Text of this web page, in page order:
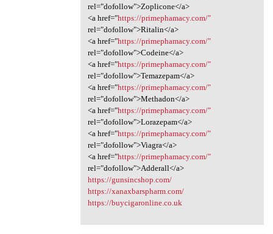
rel="dofollow">Zoplicone</a>
<a href="https://primephamacy.com/"
rel="dofollow">Ritalin</a>
<a href="https://primephamacy.com/"
rel="dofollow">Codeine</a>
<a href="https://primephamacy.com/"
rel="dofollow">Temazepam</a>
<a href="https://primephamacy.com/"
rel="dofollow">Methadon</a>
<a href="https://primephamacy.com/"
rel="dofollow">Lorazepam</a>
<a href="https://primephamacy.com/"
rel="dofollow">Viagra</a>
<a href="https://primephamacy.com/"
rel="dofollow">Adderall</a>
https://gunsincshop.com/
https://xanaxbarspharm.com/
https://buycigaronline.co.uk